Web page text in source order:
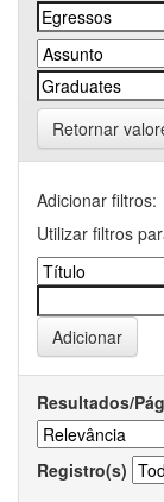
Retornar
Adicionar filtros:
Utilizar filtros
Resultados/
Registro(s)